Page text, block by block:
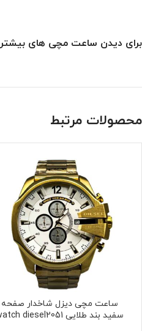
برای دیدن ساعت مچی های بیشتر
محصولات مرتبط
ساعت مچی دیزل شاخدار صفحه
سفید بند طلایی watch diesel2051